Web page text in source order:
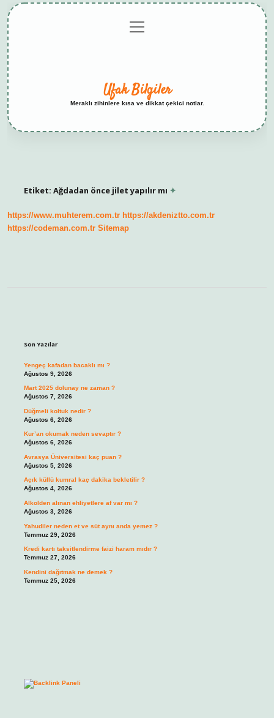
menüyü
aç
Ufak Bilgiler
Meraklı zihinlere kısa ve dikkat çekici notlar.
Etiket: Ağdadan önce jilet yapılır mı
https://www.muhterem.com.tr https://akdeniztto.com.tr
https://codeman.com.tr Sitemap
Son Yazılar
Yengeç kafadan bacaklı mı ?
Ağustos 9, 2026
Mart 2025 dolunay ne zaman ?
Ağustos 7, 2026
Düğmeli koltuk nedir ?
Ağustos 6, 2026
Kur’an okumak neden sevaptır ?
Ağustos 6, 2026
Avrasya Üniversitesi kaç puan ?
Ağustos 5, 2026
Açık küllü kumral kaç dakika bekletilir ?
Ağustos 4, 2026
Alkolden alınan ehliyetlere af var mı ?
Ağustos 3, 2026
Yahudiler neden et ve süt aynı anda yemez ?
Temmuz 29, 2026
Kredi kartı taksitlendirme faizi haram mıdır ?
Temmuz 27, 2026
Kendini dağıtmak ne demek ?
Temmuz 25, 2026